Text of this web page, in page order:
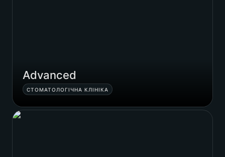
Advanced
СТОМАТОЛОГІЧНА КЛІНІКА
Рядно